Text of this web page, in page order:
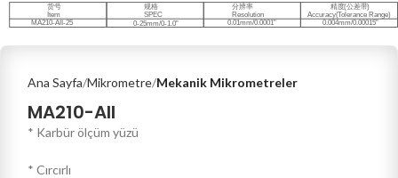
Ana Sayfa Mikrometre Mekanik Mikrometreler
MA210-AII
* Karbür ölçüm yüzü
* Cırcırlı